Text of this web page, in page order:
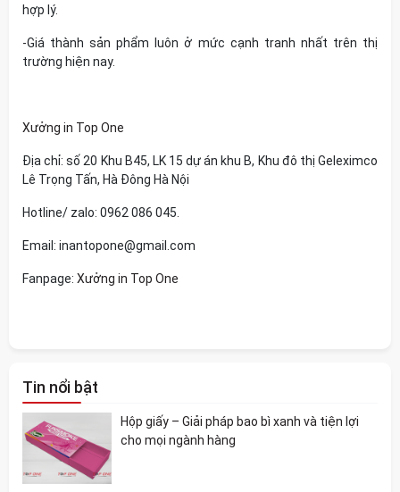
hợp lý.
-Giá thành sản phẩm luôn ở mức cạnh tranh nhất trên thị
trường hiện nay.
Xưởng in Top One
Địa chỉ: số 20 Khu B45, LK 15 dự án khu B, Khu đô thị Geleximco
Lê Trọng Tấn, Hà Đông Hà Nội
Hotline/ zalo: 0962 086 045.
Email: inantopone@gmail.com
Fanpage: Xưởng in Top One
Tin nổi bật
Hộp giấy – Giải pháp bao bì xanh và tiện lợi
cho mọi ngành hàng